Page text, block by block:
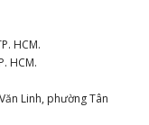
HCM.
HCM.
Linh, phường Tân